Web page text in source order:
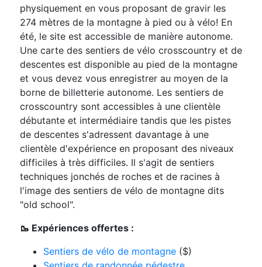
physiquement en vous proposant de gravir les
274 mètres de la montagne à pied ou à vélo! En
été, le site est accessible de manière autonome.
Une carte des sentiers de vélo crosscountry et de
descentes est disponible au pied de la montagne
et vous devez vous enregistrer au moyen de la
borne de billetterie autonome. Les sentiers de
crosscountry sont accessibles à une clientèle
débutante et intermédiaire tandis que les pistes
de descentes s'adressent davantage à une
clientèle d'expérience en proposant des niveaux
difficiles à très difficiles. Il s'agit de sentiers
techniques jonchés de roches et de racines à
l'image des sentiers de vélo de montagne dits
"old school".
🥾 Expériences offertes :
Sentiers de vélo de montagne($)